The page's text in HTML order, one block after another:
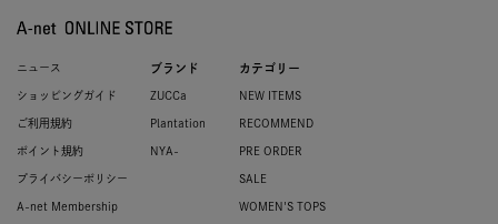
ニュース
ショッピングガイド
ご利用規約
ポイント規約
プライバシーポリシー
A-net Membership
ブランド
ZUCCa
Plantation
NYA-
カテゴリー
NEW ITEMS
RECOMMEND
PRE ORDER
SALE
WOMEN'S TOPS